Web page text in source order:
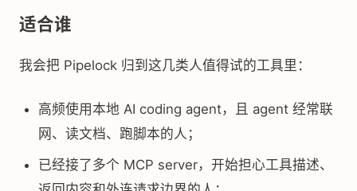
适合谁
我会把 Pipelock 归到这几类人值得试的工具里：
高频使用本地 AI coding agent，且 agent 经常联
网、读文档、跑脚本的人；
已经接了多个 MCP server，开始担心工具描述、